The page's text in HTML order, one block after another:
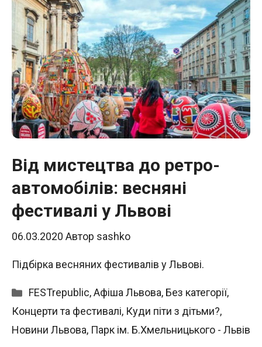
Від мистецтва до ретро-
автомобілів: весняні
фестивалі у Львові
06.03.2020 Автор sashko
Підбірка весняних фестивалів у Львові.
Категорії
FESTrepublic,Афіша Львова, Без категорії,
Концерти та фестивалі, Куди піти з дітьми?,
Новини Львова, Парк ім. Б.Хмельницького - Львів